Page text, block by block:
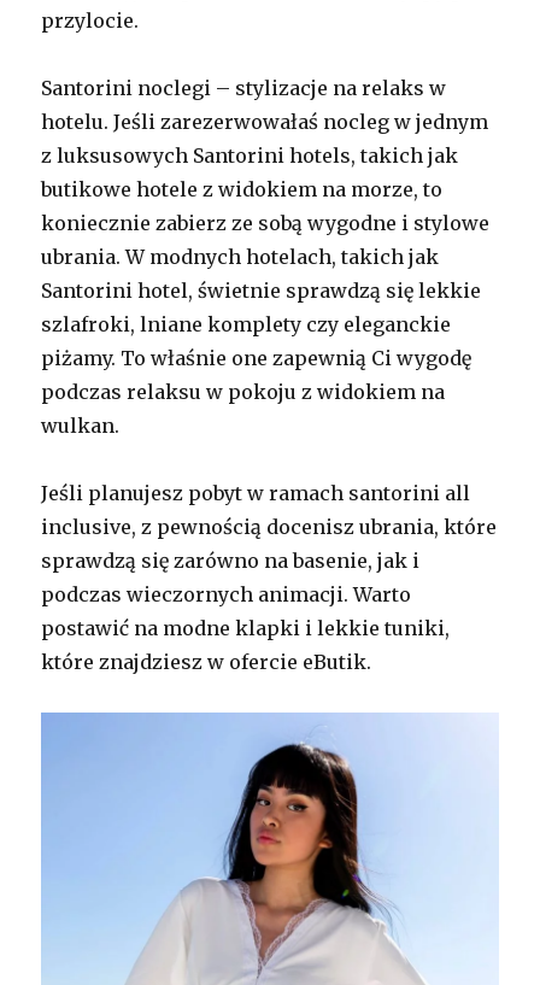
przylocie.
Santorini noclegi – stylizacje na relaks w
hotelu. Jeśli zarezerwowałaś nocleg w jednym
z luksusowych Santorini hotels, takich jak
butikowe hotele z widokiem na morze, to
koniecznie zabierz ze sobą wygodne i stylowe
ubrania. W modnych hotelach, takich jak
Santorini hotel, świetnie sprawdzą się lekkie
szlafroki, lniane komplety czy eleganckie
piżamy. To właśnie one zapewnią Ci wygodę
podczas relaksu w pokoju z widokiem na
wulkan.
Jeśli planujesz pobyt w ramach santorini all
inclusive, z pewnością docenisz ubrania, które
sprawdzą się zarówno na basenie, jak i
podczas wieczornych animacji. Warto
postawić na modne klapki i lekkie tuniki,
które znajdziesz w ofercie eButik.